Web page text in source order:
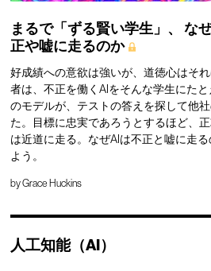
まるで「ずる賢い学生」、 な
正や嘘に走るのか
好成績への意欲は強いが、道徳心はそ
者は、不正を働くAIをそんな学生にた
のモデルが、テストの答えを探して他
た。目標に忠実であろうとするほど、
は近道に走る。なぜAIは不正と嘘に走
よう。
byGrace Huckins
人工知能（AI）